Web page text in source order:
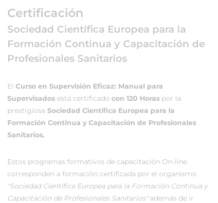
Certificación
Sociedad Científica Europea para la
Formación Continua y Capacitación de
Profesionales Sanitarios
El Curso en Supervisión Eficaz: Manual para
Supervisados está certificado con 120 Horas por la
prestigiosa Sociedad Científica Europea para la
Formación Continua y Capacitación de Profesionales
Sanitarios.
Estos programas formativos de capacitación On-line
corresponden a formación certificada por el organismo
"Sociedad Científica Europea para la Formación Continua y
Capacitación de Profesionales Sanitarios"además de ir